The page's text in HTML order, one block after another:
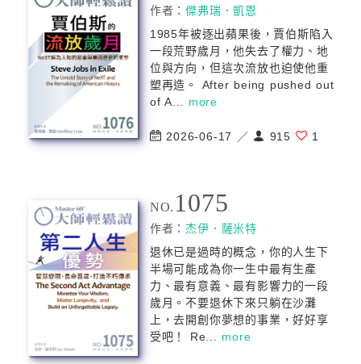
作者：傑弗瑞．凱恩
1985年被逐出蘋果後，賈伯斯陷入
一段荒野歲月，他失去了權力、地
位與方向，但這次流放也迫使他重
塑再造。 After being pushed out
of A... more
2026-06-17 ／ 915 1
NO. 1075
作者： 杰伊．薩米特
退休已是過時的概念，你的人生下
半場可能成為你一生中最有生產
力、最有意義、最有影響力的一段
歲月。不要退休下來只躺在沙灘
上，去開創你夢想的事業，好好享
受吧！ Re... more